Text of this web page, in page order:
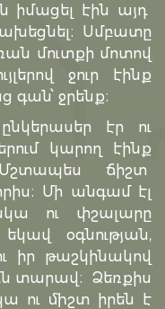
իմացել էին այդ
Սմբատը
մուտքի մոտով
ջուր էինք
գան՝ ջրենք։
էր ու
կարող էինք
ճիշտ
Մի անգամ էլ
ու փշալարը
օգնության,
իր թաշկինակով
տարավ։ Ձեռքիս
ու միշտ իրեն է